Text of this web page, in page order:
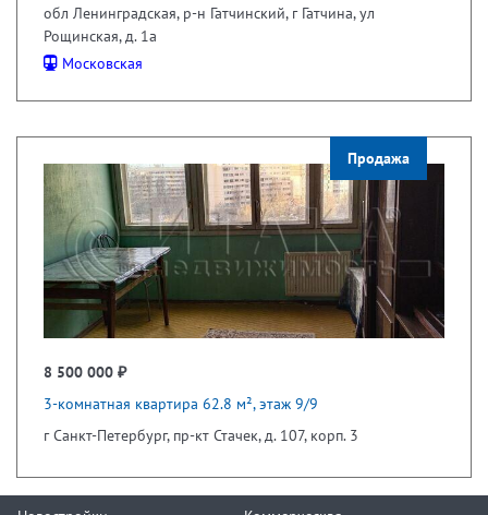
обл Ленинградская, р-н Гатчинский, г Гатчина, ул
Рощинская, д. 1а
Московская
Продажа
8 500 000 ₽
3-комнатная квартира 62.8 м², этаж 9/9
г Санкт-Петербург, пр-кт Стачек, д. 107, корп. 3